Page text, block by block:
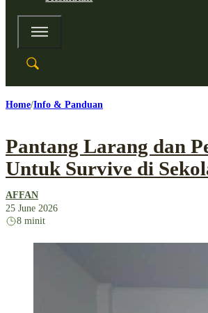
Home Info & Panduan
Pantang Larang dan
Untuk Survive di
AFFAN
25 June 2026
8 minit